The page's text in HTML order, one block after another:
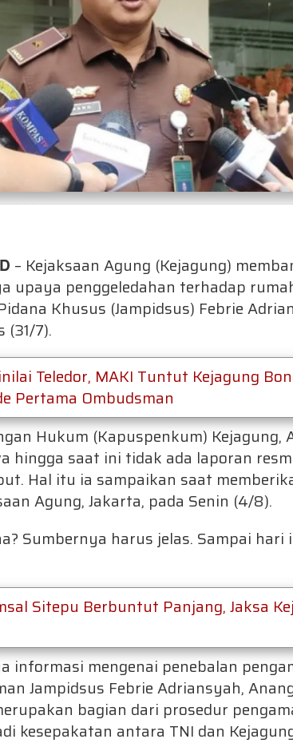
– Kejaksaan Agung (Kejagung)
upaya penggeledahan terhadap
Khusus (Jampidsus) Febrie
(31/7).
Teledor, MAKI Tuntut Kejagung
Pertama Ombudsman
Hukum (Kapuspenkum) Kejagung,
hingga saat ini tidak ada laporan
Hal itu ia sampaikan saat
Agung, Jakarta, pada Senin (4/8).
Sumbernya harus jelas. Sampai hari
Sitepu Berbuntut Panjang, Jaksa
informasi mengenai penebalan
Jampidsus Febrie Adriansyah,
bagian dari prosedur
kesepakatan antara TNI dan